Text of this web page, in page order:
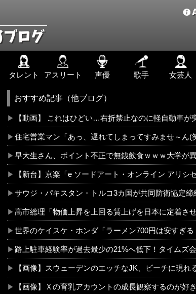
タレント アスリート 声優 歌手 女芸人
おすすめ記事（他ブログ）
【動画】 これはひどい…右折禁止なのに軽自動車が突如右
住宅営業マン「あっ、遅れてしまってすみませ～
早大生さん、ポイント不正で無銭飲食ｗｗｗ大学が
【新台】京楽「e ソードアート・オンライン アリシゼーション 夜空」感想・
サウジ・パキスタン・トルコ3カ国が共同防衛協定
高市総理「物価上昇を上回る賃上げを日本に定着させる」→
世界のケイスケ・ホンダ「ラーメン700円は安すぎる
路上駐車経験率が過去最少の21%へ低下！タイムズ
【画像】スウェーデンのエッチなJK、ビーチに現れ
【画像】Ｘの育乳アカウントの成長観察するのが好